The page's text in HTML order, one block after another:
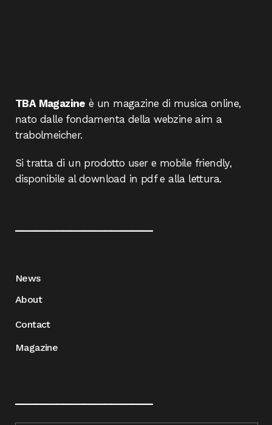
TBA Magazine è un magazine di musica online,
nato dalle fondamenta della webzine aim a
trabolmeicher.
Si tratta di un prodotto user e mobile friendly,
disponibile al download in pdf e alla lettura.
News
About
Contact
Magazine